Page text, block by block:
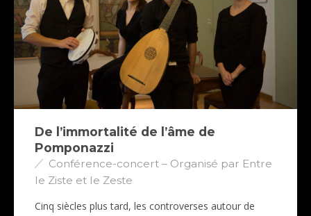
De l’immortalité de l’âme de
Pomponazzi
Conférence-concert – Organisé par Entre
le Ziste et le Zeste
Cinq siècles plus tard, les controverses autour de